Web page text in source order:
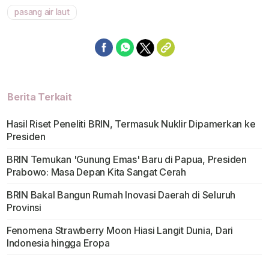
pasang air laut
Berita Terkait
Hasil Riset Peneliti BRIN, Termasuk Nuklir Dipamerkan ke
Presiden
BRIN Temukan 'Gunung Emas' Baru di Papua, Presiden
Prabowo: Masa Depan Kita Sangat Cerah
BRIN Bakal Bangun Rumah Inovasi Daerah di Seluruh
Provinsi
Fenomena Strawberry Moon Hiasi Langit Dunia, Dari
Indonesia hingga Eropa